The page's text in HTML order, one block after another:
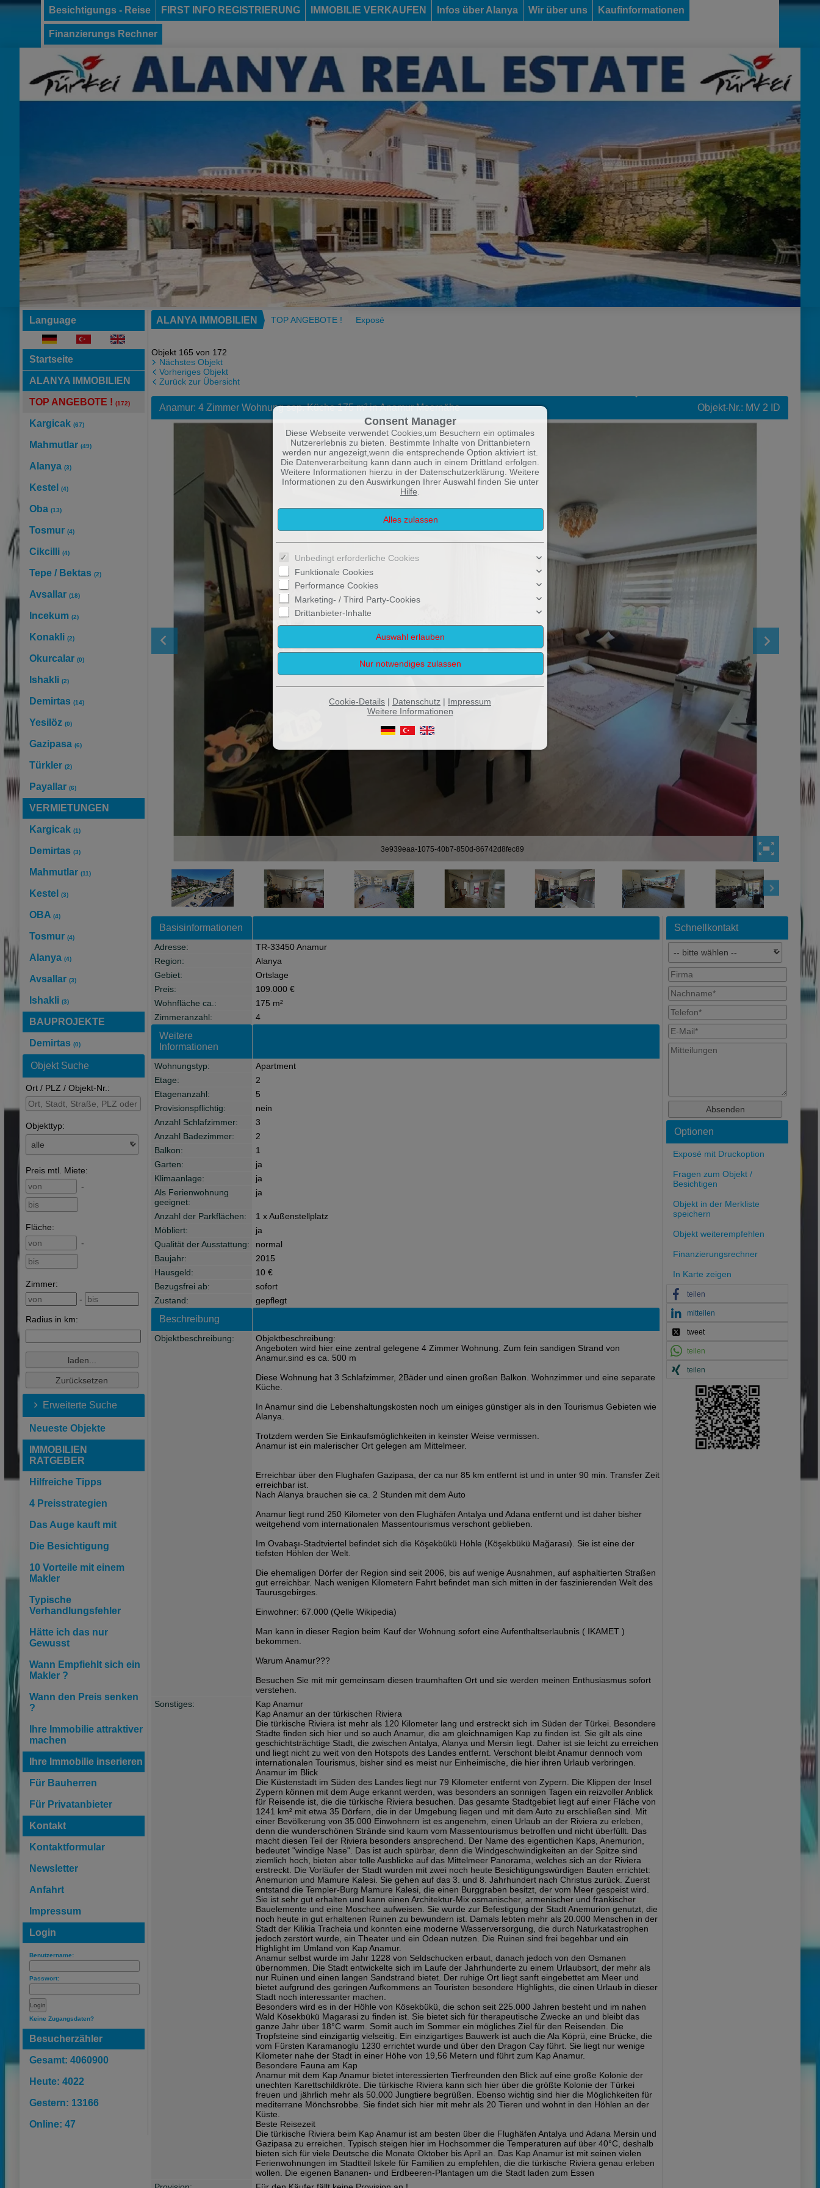
Besichtigungs - Reise FIRST INFO REGISTRIERUNG IMMOBILIE VERKAUFEN Infos über Alanya Wir über uns Kaufinformationen
Finanzierungs Rechner
Language
Startseite
ALANYA IMMOBILIEN
TOP ANGEBOTE ! (172)
Kargicak (67)
Mahmutlar (49)
Alanya (3)
Kestel (4)
Oba (13)
Tosmur (4)
Cikcilli (4)
Tepe / Bektas (2)
Avsallar (18)
Incekum (2)
Konakli (2)
Okurcalar (0)
Ishakli (2)
Demirtas (14)
Yesilöz (0)
Gazipasa (6)
Türkler (2)
Payallar (6)
VERMIETUNGEN
Kargicak (1)
Demirtas (3)
Mahmutlar (11)
Kestel (3)
OBA (4)
Tosmur (4)
Alanya (4)
Avsallar (3)
Ishakli (3)
BAUPROJEKTE
Demirtas (0)
Objekt Suche
Ort / PLZ / Objekt-Nr.:
Objekttyp:
Preis mtl. Miete:
-
Fläche:
-
Zimmer:
-
Radius in km:
Erweiterte Suche
Neueste Objekte
IMMOBILIEN
RATGEBER
Hilfreiche Tipps
4 Preisstrategien
Das Auge kauft mit
Die Besichtigung
10 Vorteile mit einem
Makler
Typische
Verhandlungsfehler
Hätte ich das nur
Gewusst
Wann Empfiehlt sich ein
Makler ?
Wann den Preis senken
?
Ihre Immobilie attraktiver
machen
Ihre Immobilie inserieren
Für Bauherren
Für Privatanbieter
Kontakt
Kontaktformular
Newsletter
Anfahrt
Impressum
Login
Benutzername:
Passwort:
Keine Zugangsdaten?
Besucherzähler
Gesamt: 4060900
Heute: 4022
Gestern: 13166
Online: 47
ALANYA IMMOBILIEN TOP ANGEBOTE ! Exposé
Objekt 165 von 172
Nächstes Objekt
Vorheriges Objekt
Zurück zur Übersicht
Anamur: 4 Zimmer Wohnung sep. Küche 175 m² in Anamur Meernähe Objekt-Nr.: MV 2 ID
3e939eaa-1075-40b7-850d-86742d8fec89
Schnellkontakt
Optionen
Exposé mit Druckoption
Fragen zum Objekt /
Besichtigen
Objekt in der Merkliste
speichern
Objekt weiterempfehlen
Finanzierungsrechner
In Karte zeigen
teilen
mitteilen
tweet
teilen
teilen
Basisinformationen
Adresse:
TR-33450 Anamur
Region:
Alanya
Gebiet:
Ortslage
Preis:
109.000 €
Wohnfläche ca.:
175 m²
Zimmeranzahl:
4
Weitere
Informationen
Wohnungstyp:
Apartment
Etage:
2
Etagenanzahl:
5
Provisionspflichtig:
nein
Anzahl Schlafzimmer:
3
Anzahl Badezimmer:
2
Balkon:
1
Garten:
ja
Klimaanlage:
ja
Als Ferienwohnung
geeignet:
ja
Anzahl der Parkflächen:
1 x Außenstellplatz
Möbliert:
ja
Qualität der Ausstattung:
normal
Baujahr:
2015
Hausgeld:
10 €
Bezugsfrei ab:
sofort
Zustand:
gepflegt
Beschreibung
Objektbeschreibung:
Objektbeschreibung:
Angeboten wird hier eine zentral gelegene 4 Zimmer Wohnung. Zum fein sandigen Strand von
Anamur.sind es ca. 500 m
Diese Wohnung hat 3 Schlafzimmer, 2Bäder und einen großen Balkon. Wohnzimmer und eine separate
Küche.
In Anamur sind die Lebenshaltungskosten noch um einiges günstiger als in den Tourismus Gebieten wie
Alanya.
Trotzdem werden Sie Einkaufsmöglichkeiten in keinster Weise vermissen.
Anamur ist ein malerischer Ort gelegen am Mittelmeer.
Erreichbar über den Flughafen Gazipasa, der ca nur 85 km entfernt ist und in unter 90 min. Transfer Zeit
erreichbar ist.
Nach Alanya brauchen sie ca. 2 Stunden mit dem Auto
Anamur liegt rund 250 Kilometer von den Flughäfen Antalya und Adana entfernt und ist daher bisher
weitgehend vom internationalen Massentourismus verschont geblieben.
Im Ovabaşı-Stadtviertel befindet sich die Köşekbükü Höhle (Köşekbükü Mağarası). Sie ist eine der
tiefsten Höhlen der Welt.
Die ehemaligen Dörfer der Region sind seit 2006, bis auf wenige Ausnahmen, auf asphaltierten Straßen
gut erreichbar. Nach wenigen Kilometern Fahrt befindet man sich mitten in der faszinierenden Welt des
Taurusgebirges.
Einwohner: 67.000 (Qelle Wikipedia)
Man kann in dieser Region beim Kauf der Wohnung sofort eine Aufenthaltserlaubnis ( IKAMET )
bekommen.
Warum Anamur???
Besuchen Sie mit mir gemeinsam diesen traumhaften Ort und sie werden meinen Enthusiasmus sofort
verstehen.
Sonstiges:
Kap Anamur
Kap Anamur an der türkischen Riviera
Die türkische Riviera ist mehr als 120 Kilometer lang und erstreckt sich im Süden der Türkei. Besondere
Städte finden sich hier und so auch Anamur, die am gleichnamigen Kap zu finden ist. Sie gilt als eine
geschichtsträchtige Stadt, die zwischen Antalya, Alanya und Mersin liegt. Daher ist sie leicht zu erreichen
und liegt nicht zu weit von den Hotspots des Landes entfernt. Verschont bleibt Anamur dennoch vom
internationalen Tourismus, bisher sind es meist nur Einheimische, die hier ihren Urlaub verbringen.
Anamur im Blick
Die Küstenstadt im Süden des Landes liegt nur 79 Kilometer entfernt von Zypern. Die Klippen der Insel
Zypern können mit dem Auge erkannt werden, was besonders an sonnigen Tagen ein reizvoller Anblick
für Reisende ist, die die türkische Riviera besuchen. Das gesamte Stadtgebiet liegt auf einer Fläche von
1241 km² mit etwa 35 Dörfern, die in der Umgebung liegen und mit dem Auto zu erschließen sind. Mit
einer Bevölkerung von 35.000 Einwohnern ist es angenehm, einen Urlaub an der Riviera zu erleben,
denn die wunderschönen Strände sind kaum vom Massentourismus betroffen und nicht überfüllt. Das
macht diesen Teil der Riviera besonders ansprechend. Der Name des eigentlichen Kaps, Anemurion,
bedeutet "windige Nase". Das ist auch spürbar, denn die Windgeschwindigkeiten an der Spitze sind
ziemlich hoch, bieten aber tolle Ausblicke auf das Mittelmeer Panorama, welches sich an der Riviera
erstreckt. Die Vorläufer der Stadt wurden mit zwei noch heute Besichtigungswürdigen Bauten errichtet:
Anemurion und Mamure Kalesi. Sie gehen auf das 3. und 8. Jahrhundert nach Christus zurück. Zuerst
entstand die Templer-Burg Mamure Kalesi, die einen Burggraben besitzt, der vom Meer gespeist wird.
Sie ist sehr gut erhalten und kann einen Architektur-Mix osmanischer, armenischer und fränkischer
Bauelemente und eine Moschee aufweisen. Sie wurde zur Befestigung der Stadt Anemurion genutzt, die
noch heute in gut erhaltenen Ruinen zu bewundern ist. Damals lebten mehr als 20.000 Menschen in der
Stadt der Kilikia Tracheia und konnten eine moderne Wasserversorgung, die durch Naturkatastrophen
jedoch zerstört wurde, ein Theater und ein Odean nutzen. Die Ruinen sind frei begehbar und ein
Highlight im Umland von Kap Anamur.
Anamur selbst wurde im Jahr 1228 von Seldschucken erbaut, danach jedoch von den Osmanen
übernommen. Die Stadt entwickelte sich im Laufe der Jahrhunderte zu einem Urlaubsort, der mehr als
nur Ruinen und einen langen Sandstrand bietet. Der ruhige Ort liegt sanft eingebettet am Meer und
bietet aufgrund des geringen Aufkommens an Touristen besondere Highlights, die einen Urlaub in dieser
Stadt noch interessanter machen.
Besonders wird es in der Höhle von Kösekbükü, die schon seit 225.000 Jahren besteht und im nahen
Wald Kösekbükü Magarasi zu finden ist. Sie bietet sich für therapeutische Zwecke an und bleibt das
ganze Jahr über 18°C warm. Somit auch im Sommer ein mögliches Ziel für den Reisenden. Die
Tropfsteine sind einzigartig vielseitig. Ein einzigartiges Bauwerk ist auch die Ala Köprü, eine Brücke, die
vom Fürsten Karamanoglu 1230 errichtet wurde und über den Dragon Cay führt. Sie liegt nur wenige
Kilometer nahe der Stadt in einer Höhe von 19,56 Metern und führt zum Kap Anamur.
Besondere Fauna am Kap
Anamur mit dem Kap Anamur bietet interessierten Tierfreunden den Blick auf eine große Kolonie der
unechten Karettschildkröte. Die türkische Riviera kann sich hier über die größte Kolonie der Türkei
freuen und jährlich mehr als 50.000 Jungtiere begrüßen. Ebenso wichtig sind hier die Möglichkeiten für
mediterrane Mönchsrobbe. Sie findet sich hier mit mehr als 20 Tieren und wohnt in den Höhlen an der
Küste.
Beste Reisezeit
Die türkische Riviera beim Kap Anamur ist am besten über die Flughäfen Antalya und Adana Mersin und
Gazipasa zu erreichen. Typisch steigen hier im Hochsommer die Temperaturen auf über 40°C, deshalb
bieten sich für viele Deutsche die Monate Oktober bis April an. Das Kap Anamur ist mit seinen vielen
Ferienwohnungen im Stadtteil Iskele für Familien zu empfehlen, die die türkische Riviera genau erleben
wollen. Die eigenen Bananen- und Erdbeeren-Plantagen um die Stadt laden zum Essen
Consent Manager
Diese Webseite verwendet Cookies,um Besuchern ein optimales
Nutzererlebnis zu bieten. Bestimmte Inhalte von Drittanbietern
werden nur angezeigt,wenn die entsprechende Option aktiviert ist.
Die Datenverarbeitung kann dann auch in einem Drittland erfolgen.
Weitere Informationen hierzu in der Datenschutzerklärung. Weitere
Informationen zu den Auswirkungen Ihrer Auswahl finden Sie unter
Hilfe
Unbedingt erforderliche Cookies
Funktionale Cookies
Performance Cookies
Marketing- / Third Party-Cookies
Drittanbieter-Inhalte
Cookie-Details | Datenschutz | Impressum
Weitere Informationen
Consent Manager
Jedes Cookie wie z.B. Tracking- und Analytische-Cookies
Drittanbieter-Inhalte.
Auswahl erlauben:
Es werden nur Drittanbieter-Inhalte oder die Cookie-
zugelassen die Sie in den Checkboxen angehakt
Nur notwendiges zulassen:
Es werden nur die technisch notwendigen Cookies
keine Drittanbieter-Inhalte.
Sie können Ihre Cookie-Einstellung jederzeit hier
Cookie-Details
zurück